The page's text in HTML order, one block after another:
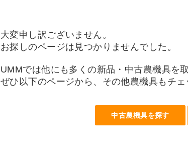
大変申し訳ございません。
お探しのページは見つかりませんでした。
UMMでは他にも多くの新品・中古農機具を
ぜひ以下のページから、その他農機具もチェ
中古農機具を探す